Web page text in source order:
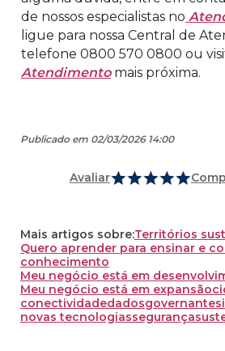
de nossos especialistas no
ligue para nossa Central de
telefone 0800 570 0800 ou
Atendimentomais próxima.
Publicado em 02/03/2026 14:00
Avaliar
Mais artigos sobre:Territórios
Quero aprender para ensinar e
conhecimento
Meu negócio está em
Meu negócio está em expansão
conectividadedadosgovernantes
novas tecnologiassegurança